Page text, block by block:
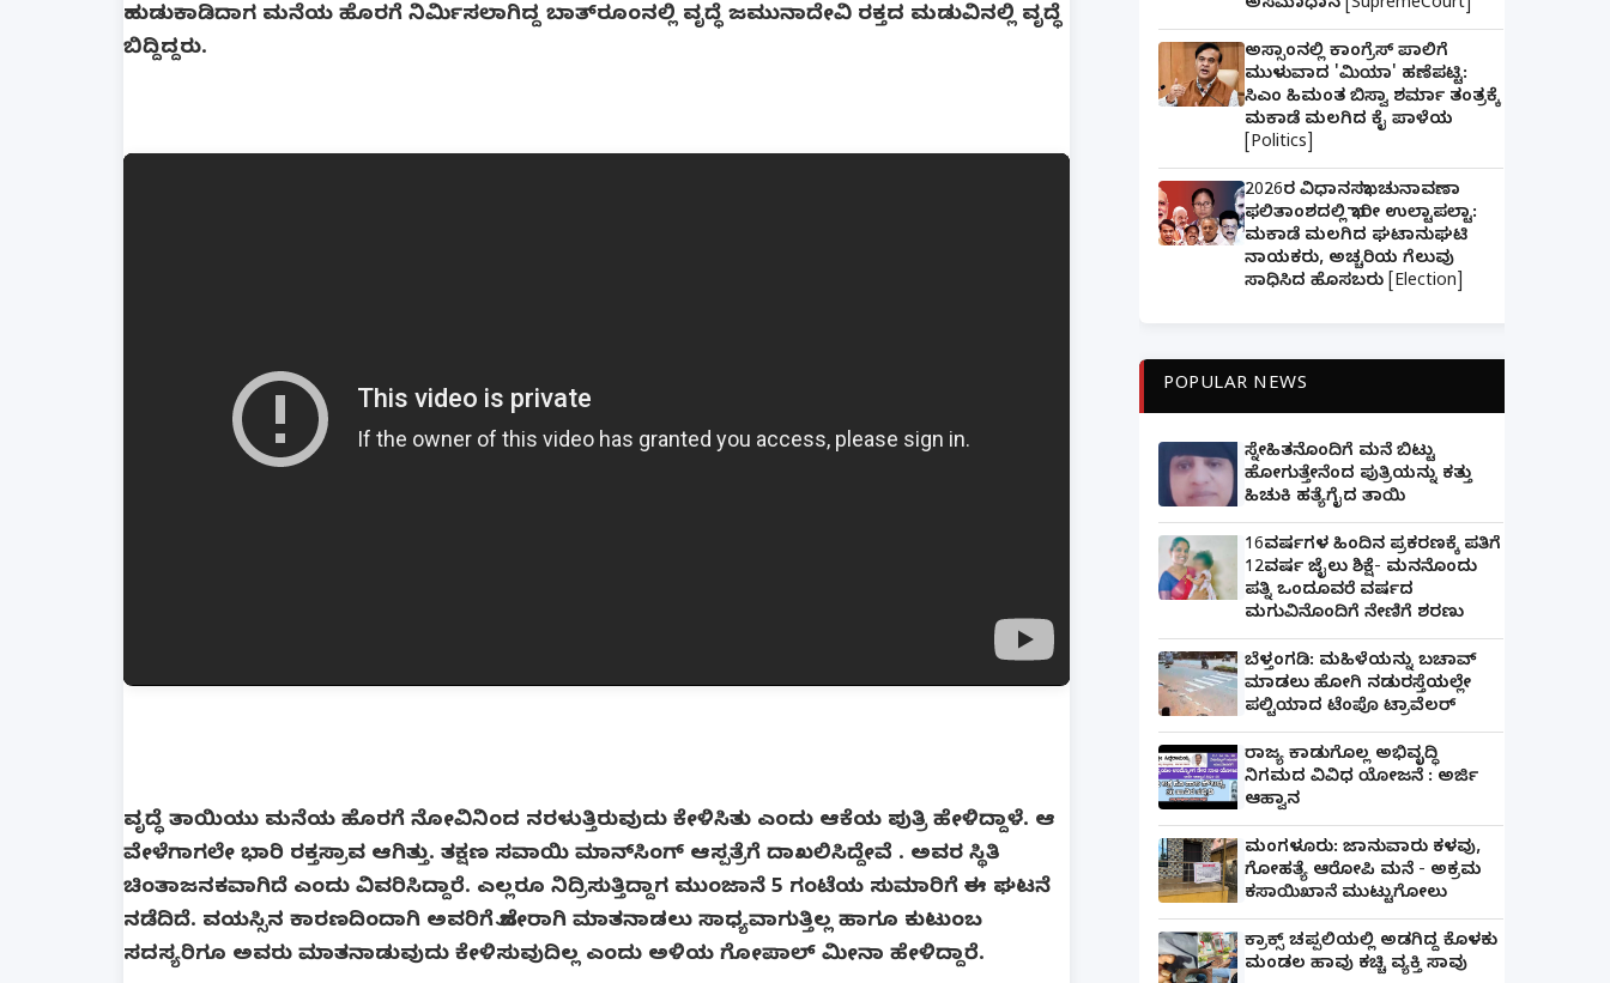
ಹುಡುಕಾಡಿದಾಗ ಮನೆಯ ಹೊರಗೆ ನಿರ್ಮಿಸಲಾಗಿದ್ದ ಬಾತ್‌ರೂಂನಲ್ಲಿ ವೃದ್ಧೆ ಜಮುನಾದೇವಿ ರಕ್ತದ ಮಡುವಿನಲ್ಲಿ ವೃದ್ಧೆ
ಬಿದ್ದಿದ್ದರು.
ವೃದ್ಧೆ ತಾಯಿಯು ಮನೆಯ ಹೊರಗೆ ನೋವಿನಿಂದ ನರಳುತ್ತಿರುವುದು ಕೇಳಿಸಿತು ಎಂದು ಆಕೆಯ ಪುತ್ರಿ ಹೇಳಿದ್ದಾಳೆ. ಆ
ವೇಳೆಗಾಗಲೇ ಭಾರಿ ರಕ್ತಸ್ರಾವ ಆಗಿತ್ತು. ತಕ್ಷಣ ಸವಾಯಿ ಮಾನ್‌ಸಿಂಗ್ ಆಸ್ಪತ್ರೆಗೆ ದಾಖಲಿಸಿದ್ದೇವೆ . ಅವರ ಸ್ಥಿತಿ
ಚಿಂತಾಜನಕವಾಗಿದೆ ಎಂದು ವಿವರಿಸಿದ್ದಾರೆ. ಎಲ್ಲರೂ ನಿದ್ರಿಸುತ್ತಿದ್ದಾಗ ಮುಂಜಾನೆ 5 ಗಂಟೆಯ ಸುಮಾರಿಗೆ ಈ ಘಟನೆ
ನಡೆದಿದೆ. ವಯಸ್ಸಿನ ಕಾರಣದಿಂದಾಗಿ ಅವರಿಗೆ ಜೋರಾಗಿ ಮಾತನಾಡಲು ಸಾಧ್ಯವಾಗುತ್ತಿಲ್ಲ ಹಾಗೂ ಕುಟುಂಬ
ಸದಸ್ಯರಿಗೂ ಅವರು ಮಾತನಾಡುವುದು ಕೇಳಿಸುವುದಿಲ್ಲ ಎಂದು ಅಳಿಯ ಗೋಪಾಲ್ ಮೀನಾ ಹೇಳಿದ್ದಾರೆ.
ಅಸಮಾಧಾನ [SupremeCourt]
ಅಸ್ಸಾಂನಲ್ಲಿ ಕಾಂಗ್ರೆಸ್ ಪಾಲಿಗೆ
ಮುಳುವಾದ 'ಮಿಯಾ' ಹಣೆಪಟ್ಟಿ:
ಸಿಎಂ ಹಿಮಂತ ಬಿಸ್ವಾ ಶರ್ಮಾ ತಂತ್ರಕ್ಕೆ
ಮಕಾಡೆ ಮಲಗಿದ ಕೈ ಪಾಳೆಯ
[Politics]
2026ರ ವಿಧಾನಸಭಾ ಚುನಾವಣಾ
ಫಲಿತಾಂಶದಲ್ಲಿ ಭಾರೀ ಉಲ್ಟಾಪಲ್ಟಾ:
ಮಕಾಡೆ ಮಲಗಿದ ಘಟಾನುಘಟಿ
ನಾಯಕರು, ಅಚ್ಚರಿಯ ಗೆಲುವು
ಸಾಧಿಸಿದ ಹೊಸಬರು [Election]
POPULAR NEWS
ಸ್ನೇಹಿತನೊಂದಿಗೆ ಮನೆ ಬಿಟ್ಟು
ಹೋಗುತ್ತೇನೆಂದ ಪುತ್ರಿಯನ್ನು ಕತ್ತು
ಹಿಚುಕಿ ಹತ್ಯೆಗೈದ ತಾಯಿ
16ವರ್ಷಗಳ ಹಿಂದಿನ ಪ್ರಕರಣಕ್ಕೆ ಪತಿಗೆ
12ವರ್ಷ ಜೈಲು ಶಿಕ್ಷೆ- ಮನನೊಂದು
ಪತ್ನಿ ಒಂದೂವರೆ ವರ್ಷದ
ಮಗುವಿನೊಂದಿಗೆ ನೇಣಿಗೆ ಶರಣು
ಬೆಳ್ತಂಗಡಿ: ಮಹಿಳೆಯನ್ನು ಬಚಾವ್
ಮಾಡಲು ಹೋಗಿ ನಡುರಸ್ತೆಯಲ್ಲೇ
ಪಲ್ಟಿಯಾದ ಟೆಂಪೊ ಟ್ರಾವೆಲರ್
ರಾಜ್ಯ ಕಾಡುಗೊಲ್ಲ ಅಭಿವೃದ್ಧಿ
ನಿಗಮದ ವಿವಿಧ ಯೋಜನೆ : ಅರ್ಜಿ
ಆಹ್ವಾನ
ಮಂಗಳೂರು: ಜಾನುವಾರು ಕಳವು,
ಗೋಹತ್ಯೆ ಆರೋಪಿ ಮನೆ - ಅಕ್ರಮ
ಕಸಾಯಿಖಾನೆ ಮುಟ್ಟುಗೋಲು
ಕ್ರಾಕ್ಸ್ ಚಪ್ಪಲಿಯಲ್ಲಿ ಅಡಗಿದ್ದ ಕೊಳಕು
ಮಂಡಲ ಹಾವು ಕಚ್ಚಿ ವ್ಯಕ್ತಿ ಸಾವು